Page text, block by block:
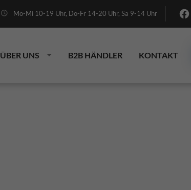
Mo-Mi 10-19 Uhr, Do-Fr 14-20 Uhr, Sa 9-14 Uhr
ÜBER UNS B2B HÄNDLER KONTAKT